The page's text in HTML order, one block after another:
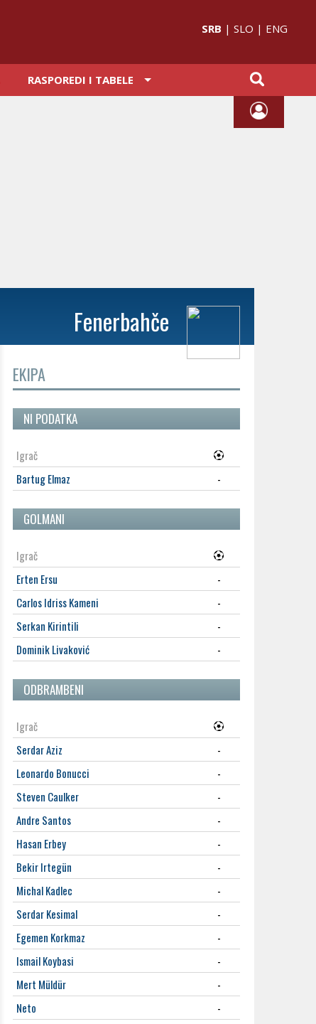
SRB | SLO | ENG
RASPOREDI I TABELE
EKIPA
NI PODATKA
Igrač
Bartug Elmaz
-
GOLMANI
Igrač
Erten Ersu
-
Carlos Idriss Kameni
-
Serkan Kirintili
-
Dominik Livaković
-
ODBRAMBENI
Igrač
Serdar Aziz
-
Leonardo Bonucci
-
Steven Caulker
-
Andre Santos
-
Hasan Erbey
-
Bekir Irtegün
-
Michal Kadlec
-
Serdar Kesimal
-
Egemen Korkmaz
-
Ismail Koybasi
-
Mert Müldür
-
Neto
-
Fenerbahče